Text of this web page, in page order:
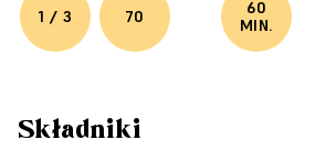
1 / 3 70
60
MIN.
Składniki